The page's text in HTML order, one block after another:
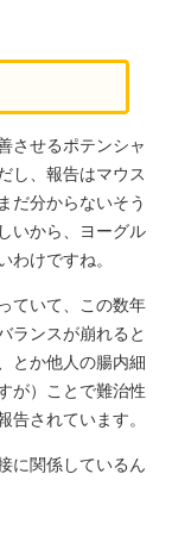
させるポテンシャ
し、報告はマウス
だ分からないそう
いから、ヨーグル
わけですね。
ていて、この数年
ランスが崩れると
とか他人の腸内細
が）ことで難治性
告されています。
に関係しているん